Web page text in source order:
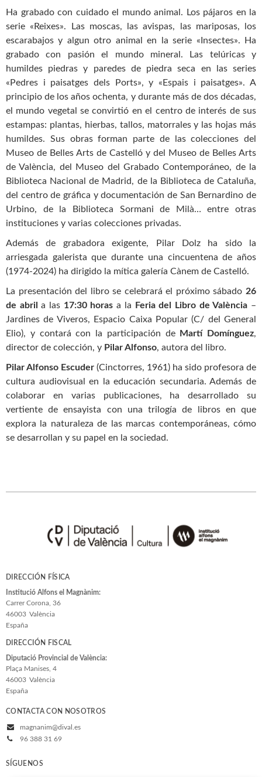
Ha grabado con cuidado el mundo animal. Los pájaros en la
serie «Reixes». Las moscas, las avispas, las mariposas, los
escarabajos y algun otro animal en la serie «Insectes». Ha
grabado con pasión el mundo mineral. Las telúricas y
humildes piedras y paredes de piedra seca en las series
«Pedres i paisatges dels Ports», y «Espais i paisatges». A
principio de los años ochenta, y durante más de dos décadas,
el mundo vegetal se convirtió en el centro de interés de sus
estampas: plantas, hierbas, tallos, matorrales y las hojas más
humildes. Sus obras forman parte de las colecciones del
Museo de Belles Arts de Castelló y del Museo de Belles Arts
de València, del Museo del Grabado Contemporáneo, de la
Biblioteca Nacional de Madrid, de la Biblioteca de Cataluña,
del centro de gráfica y documentación de San Bernardino de
Urbino, de la Biblioteca Sormani de Milà… entre otras
instituciones y varias colecciones privadas.
Además de grabadora exigente, Pilar Dolz ha sido la
arriesgada galerista que durante una cincuentena de años
(1974-2024) ha dirigido la mítica galería Cànem de Castelló.
La presentación del libro se celebrará el próximo sábado 26
de abril a las 17:30 horas a la Feria del Libro de València –
Jardines de Viveros, Espacio Caixa Popular (C/ del General
Elio), y contará con la participación de
Martí Domínguez,
director de colección, y Pilar Alfonso, autora del libro.
Pilar Alfonso Escuder (Cinctorres, 1961) ha sido profesora de
cultura audiovisual en la educación secundaria. Además de
colaborar en varias publicaciones, ha desarrollado su
vertiente de ensayista con una trilogía de libros en que
explora la naturaleza de las marcas contemporáneas, cómo
se desarrollan y su papel en la sociedad.
DIRECCIÓN FÍSICA
Institució Alfons el Magnànim:
Carrer Corona, 36
46003 València
España
DIRECCIÓN FISCAL
Diputació Provincial de València:
Plaça Manises, 4
46003 València
España
CONTACTA CON NOSOTROS
magnanim@dival.es
96 388 31 69
SÍGUENOS